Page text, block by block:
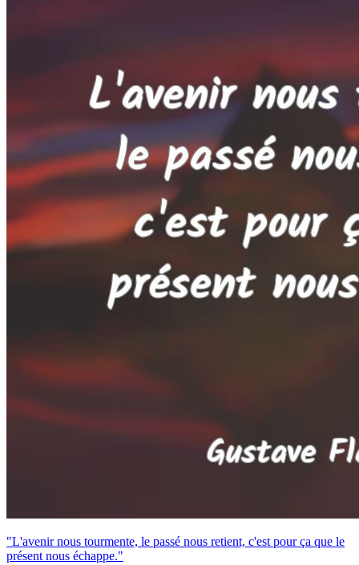
"L'avenir nous tourmente, le passé nous retient, c'est pour ça que le
présent nous échappe."